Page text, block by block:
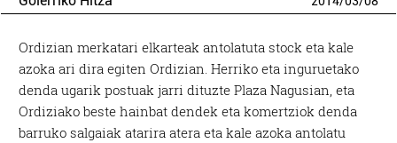
Ordizian merkatari elkarteak antolatuta stock eta kale
azoka ari dira egiten Ordizian. Herriko eta inguruetako
denda ugarik postuak jarri dituzte Plaza Nagusian, eta
Ordiziako beste hainbat dendek eta komertziok denda
barruko salgaiak atarira atera eta kale azoka antolatu